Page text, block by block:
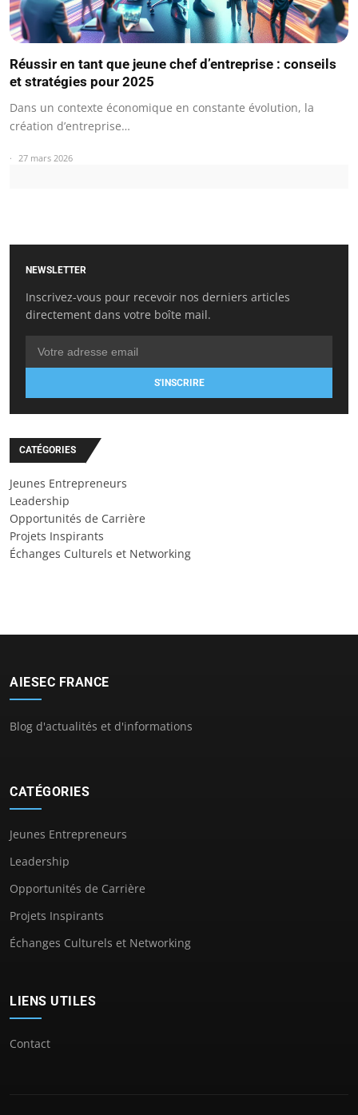
Réussir en tant que jeune chef d’entreprise : conseils
et stratégies pour 2025
Dans un contexte économique en constante évolution, la
création d’entreprise…
27 mars 2026
NEWSLETTER
Inscrivez-vous pour recevoir nos derniers articles
directement dans votre boîte mail.
S'INSCRIRE
CATÉGORIES
Jeunes Entrepreneurs
Leadership
Opportunités de Carrière
Projets Inspirants
Échanges Culturels et Networking
AIESEC FRANCE
Blog d'actualités et d'informations
CATÉGORIES
Jeunes Entrepreneurs
Leadership
Opportunités de Carrière
Projets Inspirants
Échanges Culturels et Networking
LIENS UTILES
Contact